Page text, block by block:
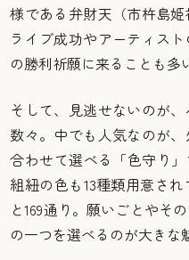
様である弁財天（市杵島
ライブ成功やアーティス
の勝利祈願に来ることも多
そして、見逃せないのが
数々。中でも人気なのが
合わせて選べる「色守り」
組紐の色も13種類用意さ
と169通り。願いごとやそ
の一つを選べるのが大きな